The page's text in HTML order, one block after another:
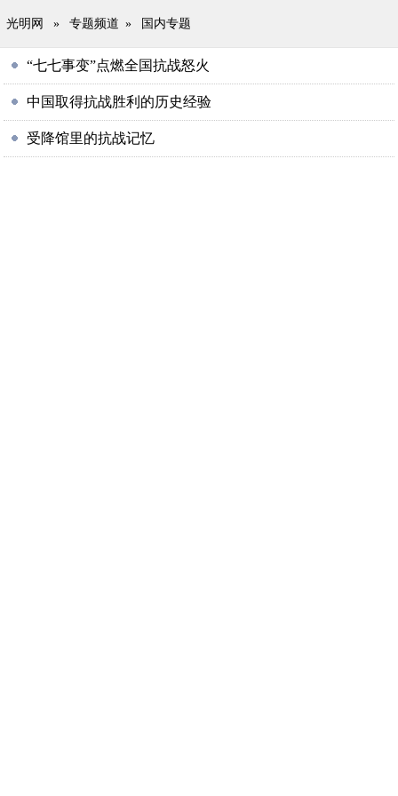
光明网 » 专题频道 » 国内专题
“七七事变”点燃全国抗战怒火
中国取得抗战胜利的历史经验
受降馆里的抗战记忆